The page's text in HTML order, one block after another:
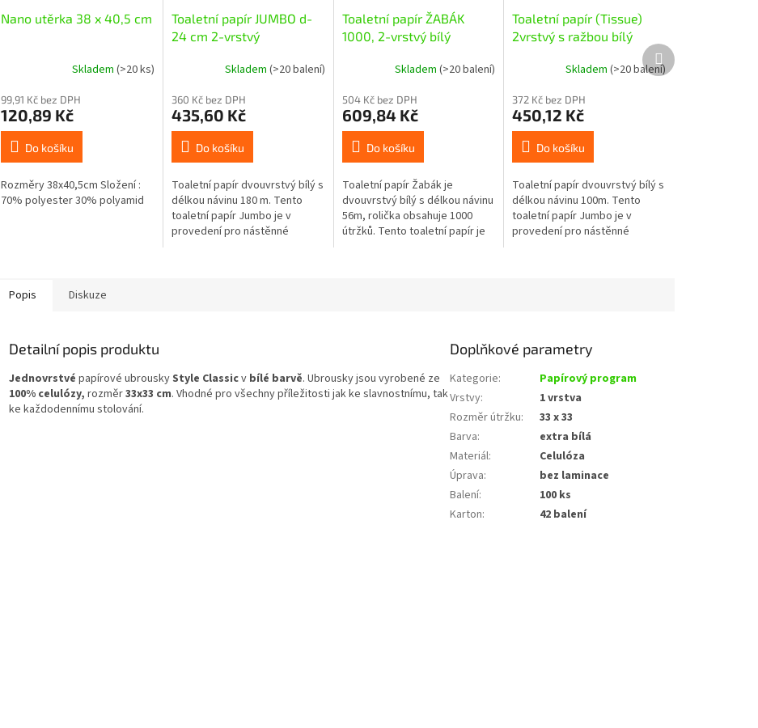
Nano utěrka 38 x 40,5 cm
Skladem (>20 ks)
99,91 Kč bez DPH
120,89 Kč
Do košíku
Rozměry 38x40,5cm Složení :
70% polyester 30% polyamid
Toaletní papír JUMBO d-
24 cm 2-vrstvý
Skladem (>20 balení)
360 Kč bez DPH
435,60 Kč
Do košíku
Toaletní papír dvouvrstvý bílý s
délkou návinu 180 m. Tento
toaletní papír Jumbo je v
provedení pro nástěnné
Toaletní papír ŽABÁK
1000, 2-vrstvý bílý
Skladem(>20 balení)
504 Kč bez DPH
609,84 Kč
Do košíku
Toaletní papír Žabák je
dvouvrstvý bílý s délkou návinu
56m, rolička obsahuje 1000
útržků. Tento toaletní papír je
Toaletní papír (Tissue)
2vrstvý s ražbou bílý
Skladem (>20 balení)
372 Kč bez DPH
450,12 Kč
Do košíku
Toaletní papír dvouvrstvý bílý s
délkou návinu 100m. Tento
toaletní papír Jumbo je v
provedení pro nástěnné
Další
produkt
Popis Diskuze
Detailní popis produktu
Jednovrstvé papírové ubrouskyStyle Classicv bílé barvě. Ubrousky jsou vyrobené ze
100% celulózy, rozměr33x33 cm. Vhodné pro všechny příležitosti jak ke slavnostnímu, tak
ke každodennímu stolování.
Doplňkové parametry
Kategorie:
Papírový program
Vrstvy:
1 vrstva
Rozměr útržku:
33 x 33
Barva:
extra bílá
Materiál:
Celulóza
Úprava:
bez laminace
Balení:
100 ks
Karton: 42 balení